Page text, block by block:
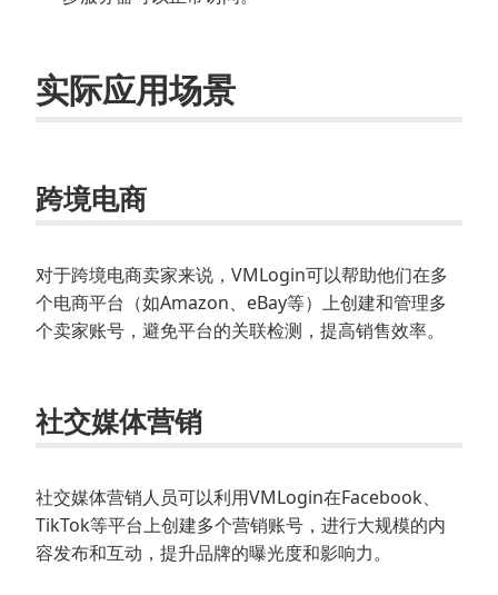
实际应用场景
跨境电商
对于跨境电商卖家来说，VMLogin可以帮助他们在多
个电商平台（如Amazon、eBay等）上创建和管理多
个卖家账号，避免平台的关联检测，提高销售效率。
社交媒体营销
社交媒体营销人员可以利用VMLogin在Facebook、
TikTok等平台上创建多个营销账号，进行大规模的内
容发布和互动，提升品牌的曝光度和影响力。